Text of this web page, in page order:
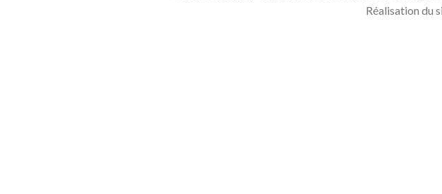
Réalisation du